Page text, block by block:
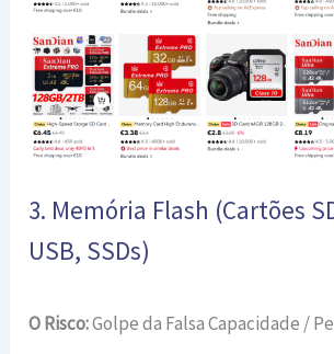
3. Memória Flash (Cartões
USB, SSDs)
O Risco:Golpe da Falsa Capacidade /